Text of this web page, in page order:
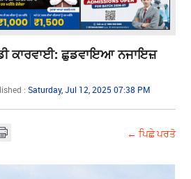
ਕਾਰਵਾਈ: ਛੁਡਵਾਇਆ ਨਜਾਇਜ਼
:Saturday, Jul 12, 2025 07:38 PM
← ਪਿਛੇ ਪਰਤੋ